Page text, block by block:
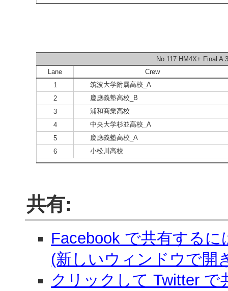
No.117 HM4X+ Final A
Lane
Crew
1
筑波大学附属高校_A
2
慶應義塾高校_B
3
浦和商業高校
4
中央大学杉並高校_A
5
慶應義塾高校_A
6
小松川高校
共有:
Facebook で共有する
(新しいウィンドウで開
クリックして Twitter